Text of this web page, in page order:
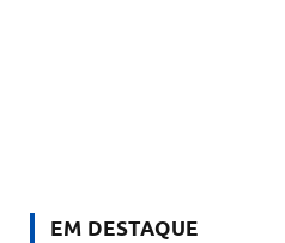
EM DESTAQUE